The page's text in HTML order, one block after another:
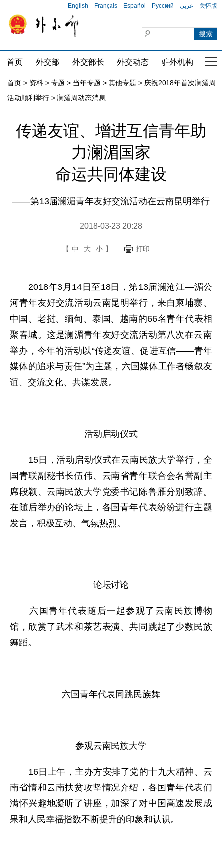
English Français Español Русский عربي 关怀版
首页 外交部 外交部长 外交动态 驻外机构 国
首页 > 资料 > 专题 > 当年专题 > 其他专题 > 庆祝2018年首次澜湄周
活动顺利举行 > 澜湄周动态消息
传递友谊、增进互信青年助
力澜湄国家
命运共同体建设
——第13届澜湄青年友好交流活动在云南昆明举行
2018-03-23 20:28
【 中 大 小 】 打印
2018年3月14日至18日，第13届澜沧江—湄公
河青年友好交流活动云南昆明举行，来自柬埔寨、
中国、老挝、缅甸、泰国、越南的66名青年代表相
聚春城。这是澜湄青年友好交流活动第八次在云南
举办，今年的活动以“传递友谊、促进互信——青年
媒体的追求与责任”为主题，六国媒体工作者畅叙友
谊、交流文化、共谋发展。
活动启动仪式
15日，活动启动仪式在云南民族大学举行，全
国青联副秘书长伍伟、云南省青年联合会名誉副主
席段颖、云南民族大学党委书记陈鲁雁分别致辞。
在随后举办的论坛上，各国青年代表纷纷进行主题
发言，积极互动、气氛热烈。
论坛讨论
六国青年代表随后一起参观了云南民族博物
馆，欣赏了武术和茶艺表演、共同跳起了少数民族
舞蹈。
六国青年代表同跳民族舞
参观云南民族大学
16日上午，主办方安排了党的十九大精神、云
南省情和云南扶贫攻坚情况介绍，各国青年代表们
满怀兴趣地凝听了讲座，加深了对中国高速发展成
果和人民幸福指数不断提升的印象和认识。